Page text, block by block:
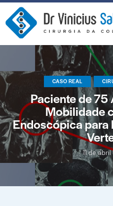
CASO REAL
Paciente de 75
Mobilidade
Endoscópica para
11 de